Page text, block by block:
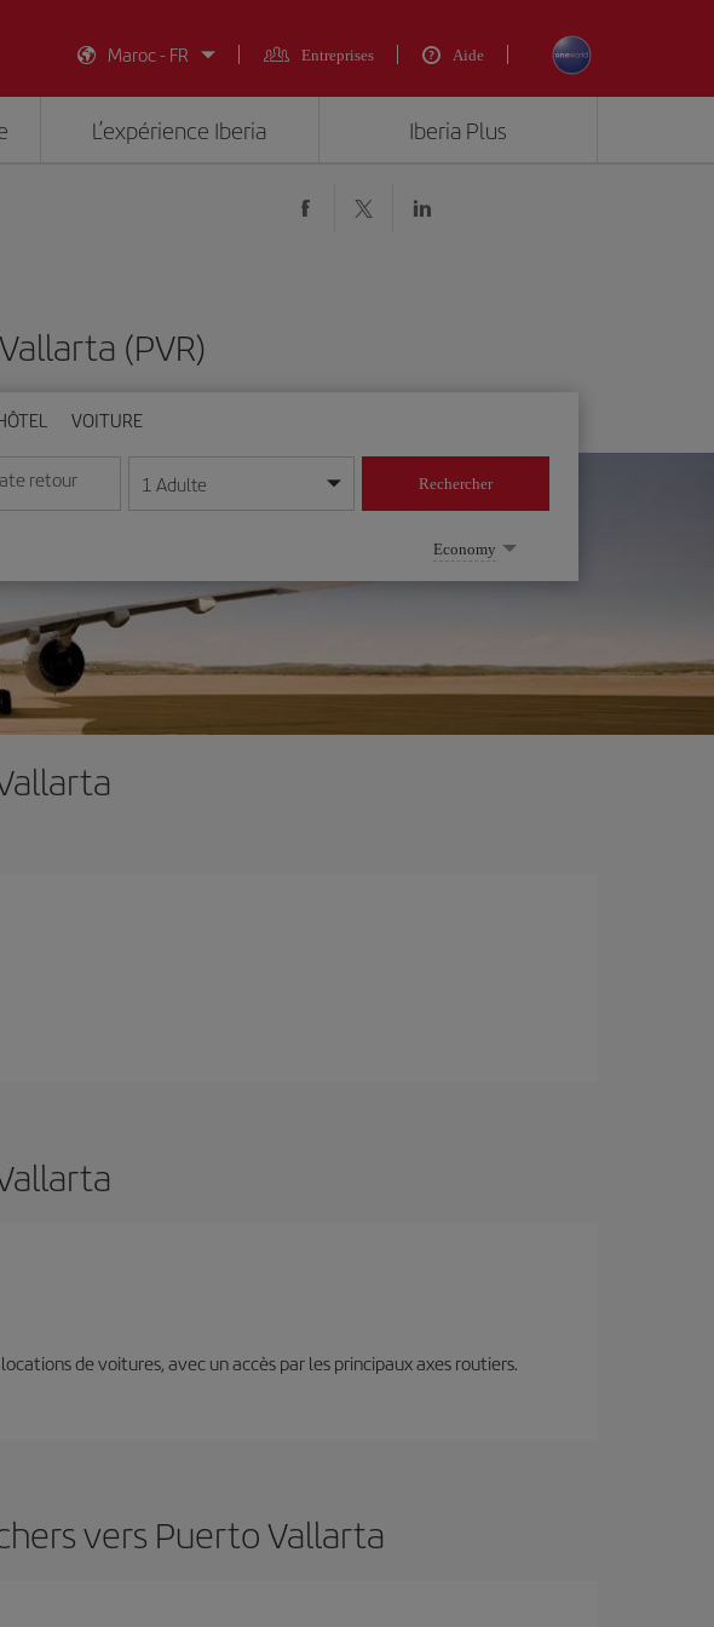
Maroc - FR
Entreprises Aide
L’expérience Iberia Iberia Plus
(PVR)
VOITURE
mois/année
retour
la date au format jour/mois/année
1 Adulte Rechercher
Economy
de voitures, avec un accès par les principaux axes routiers.
vers Puerto Vallarta